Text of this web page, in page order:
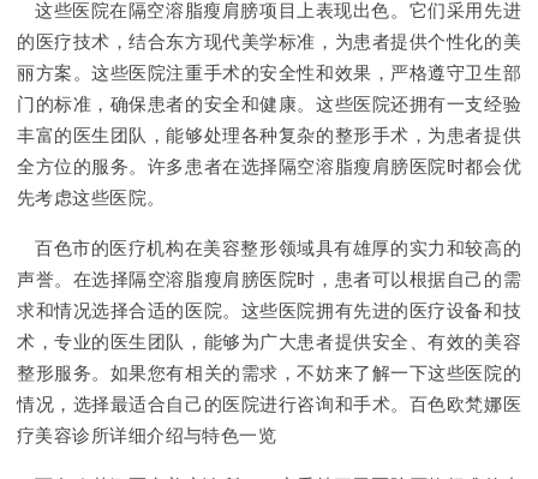
这些医院在隔空溶脂瘦肩膀项目上表现出色。它们采用先进
的医疗技术，结合东方现代美学标准，为患者提供个性化的美
丽方案。这些医院注重手术的安全性和效果，严格遵守卫生部
门的标准，确保患者的安全和健康。这些医院还拥有一支经验
丰富的医生团队，能够处理各种复杂的整形手术，为患者提供
全方位的服务。许多患者在选择隔空溶脂瘦肩膀医院时都会优
先考虑这些医院。
百色市的医疗机构在美容整形领域具有雄厚的实力和较高的
声誉。在选择隔空溶脂瘦肩膀医院时，患者可以根据自己的需
求和情况选择合适的医院。这些医院拥有先进的医疗设备和技
术，专业的医生团队，能够为广大患者提供安全、有效的美容
整形服务。如果您有相关的需求，不妨来了解一下这些医院的
情况，选择最适合自己的医院进行咨询和手术。百色欧梵娜医
疗美容诊所详细介绍与特色一览